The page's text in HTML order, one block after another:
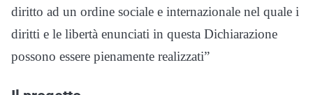
diritto ad un ordine sociale e internazionale nel quale i
diritti e le libertà enunciati in questa Dichiarazione
possono essere pienamente realizzati”